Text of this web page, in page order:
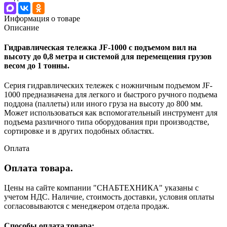
Информация о товаре
Описание
Гидравлическая тележка JF-1000 с подъемом вил на
высоту до 0,8 метра и системой для перемещения грузов
весом до 1 тонны.
Серия гидравлических тележек с ножничным подъемом JF-
1000 предназначена для легкого и быстрого ручного подъема
поддона (паллеты) или иного груза на высоту до 800 мм.
Может использоваться как вспомогательный инструмент для
подъема различного типа оборудования при производстве,
сортировке и в других подобных областях.
Оплата
Оплата товара.
Цены на сайте компании "СНАБТЕХНИКА" указаны с
учетом НДС. Наличие, стоимость доставки, условия оплаты
согласовываются с менеджером отдела продаж.